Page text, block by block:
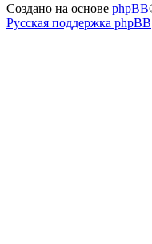
Создано на основе phpBB
Русская поддержка phpBB